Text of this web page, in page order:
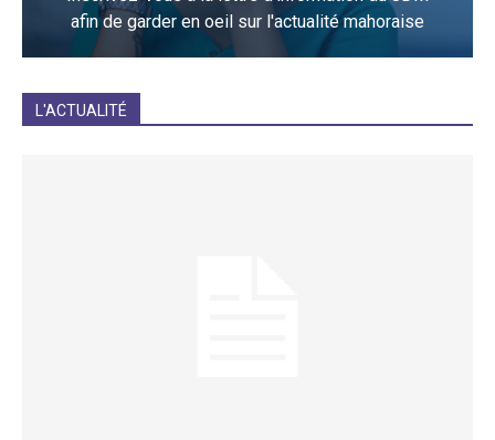
afin de garder en oeil sur l'actualité mahoraise
L'ACTUALITÉ